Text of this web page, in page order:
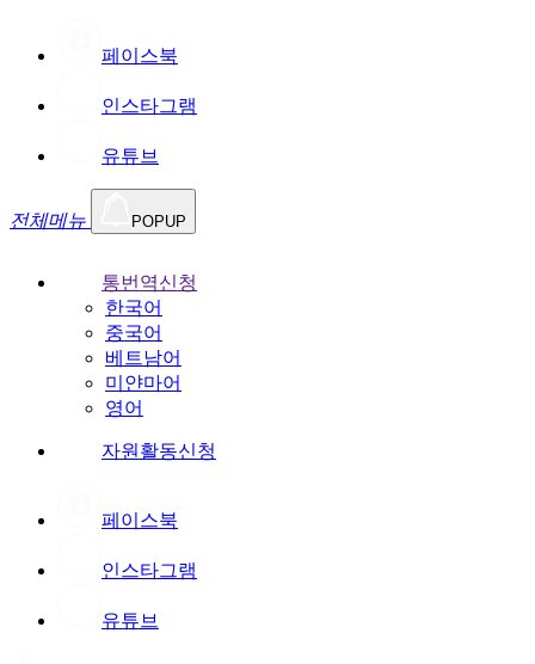
페이스북
인스타그램
유튜브
전체메뉴 POPUP
통번역신청
한국어
중국어
베트남어
미얀마어
영어
자원활동신청
페이스북
인스타그램
유튜브